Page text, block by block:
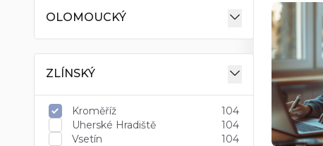
OLOMOUCKÝ
ZLÍNSKÝ
Kroměříž
104
Uherské Hradiště
104
Vsetín
104